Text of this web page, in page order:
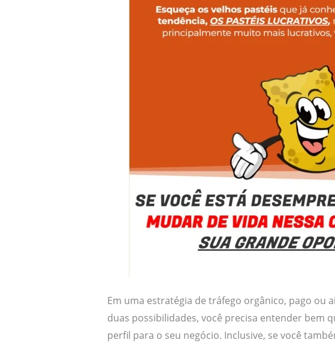
Em uma estratégia de tráfego orgânico, pago ou
duas possibilidades, você precisa entender bem
perfil para o seu negócio. Inclusive, se você